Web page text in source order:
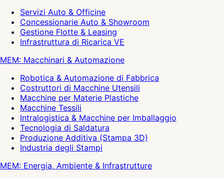
Servizi Auto & Officine
Concessionarie Auto & Showroom
Gestione Flotte & Leasing
Infrastruttura di Ricarica VE
MEM: Macchinari & Automazione
Robotica & Automazione di Fabbrica
Costruttori di Macchine Utensili
Macchine per Materie Plastiche
Macchine Tessili
Intralogistica & Macchine per Imballaggio
Tecnologia di Saldatura
Produzione Additiva (Stampa 3D)
Industria degli Stampi
MEM: Energia, Ambiente & Infrastrutture